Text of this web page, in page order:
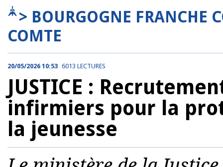
> BOURGOGNE FRANCHE
COMTE
20/05/2026 10:53 6013 LECTURES
JUSTICE :
infirmiers pour la
la jeunesse